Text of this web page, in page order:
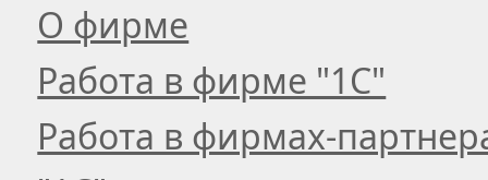
О фирме
Работа в фирме "1С"
Работа в фирмах-